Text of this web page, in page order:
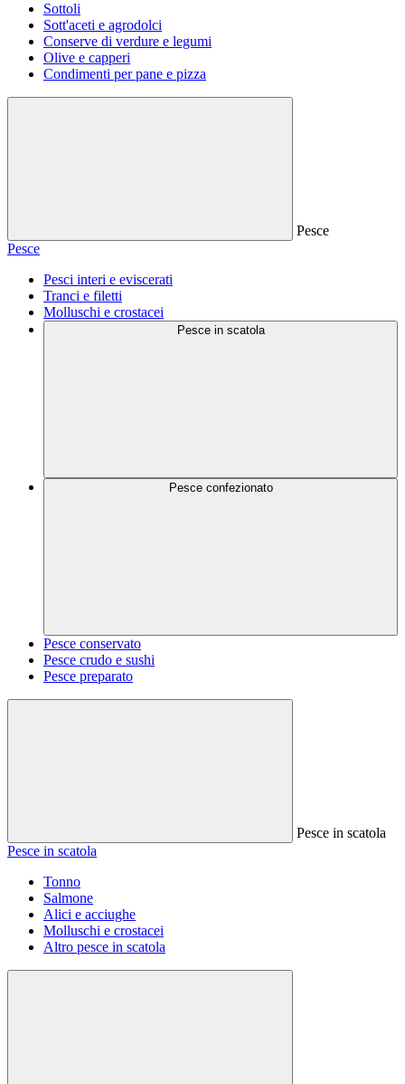
Sottoli
Sott'aceti e agrodolci
Conserve di verdure e legumi
Olive e capperi
Condimenti per pane e pizza
Pesce
Pesce
Pesci interi e eviscerati
Tranci e filetti
Molluschi e crostacei
Pesce in scatola
Pesce confezionato
Pesce conservato
Pesce crudo e sushi
Pesce preparato
Pesce in scatola
Pesce in scatola
Tonno
Salmone
Alici e acciughe
Molluschi e crostacei
Altro pesce in scatola